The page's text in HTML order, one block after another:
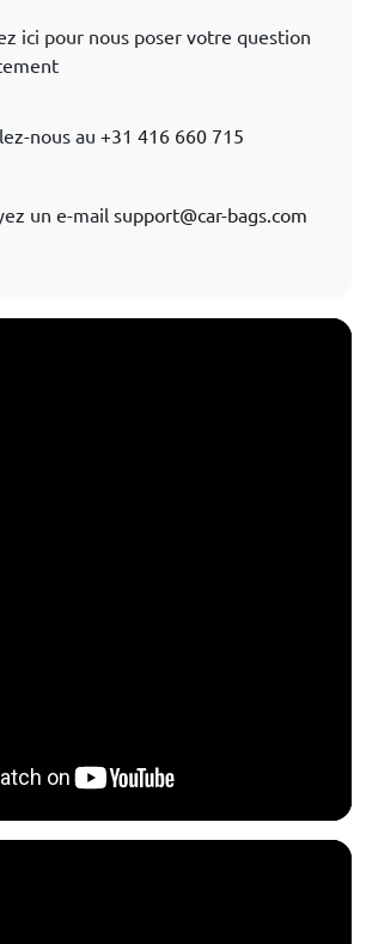
ici pour nous poser votre question
nous au +31 416 660 715
un e-mail support@car-bags.com